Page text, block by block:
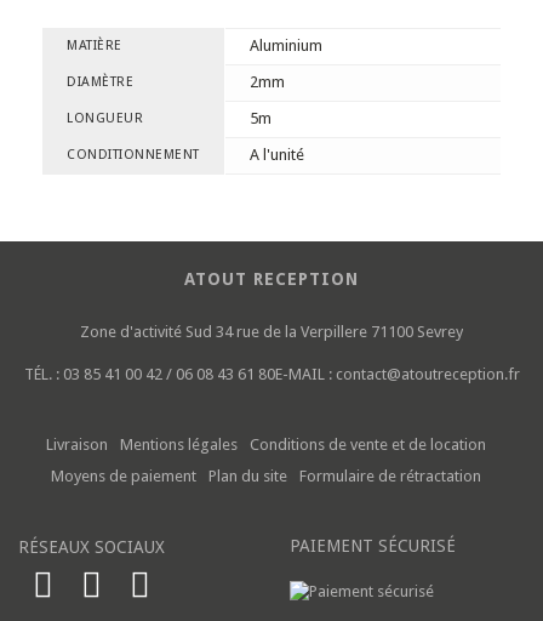
MATIÈRE Aluminium
DIAMÈTRE 2mm
LONGUEUR 5m
CONDITIONNEMENT A l'unité
ATOUT RECEPTION
Zone d'activité Sud 34 rue de la Verpillere 71100 Sevrey
TÉL. : 03 85 41 00 42 / 06 08 43 61 80E-MAIL : contact@atoutreception.fr
Livraison Mentions légales
Conditions de vente et de location
Moyens de paiement
Plan du site Formulaire de rétractation
RÉSEAUX SOCIAUX PAIEMENT SÉCURISÉ